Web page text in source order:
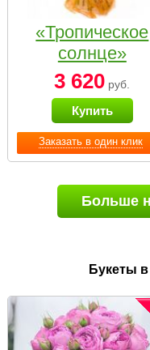
Заказать в один клик
«Тропическое
солнце»
3 620 руб.
Купить
Больше
Букеты